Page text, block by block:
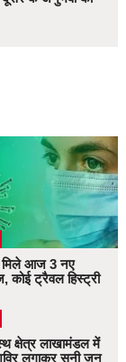
मिले आज 3 नए
कोई ट्रैवल हिस्ट्री
क्षेत्र लाखामंडल में
लगाकर सुनी जन